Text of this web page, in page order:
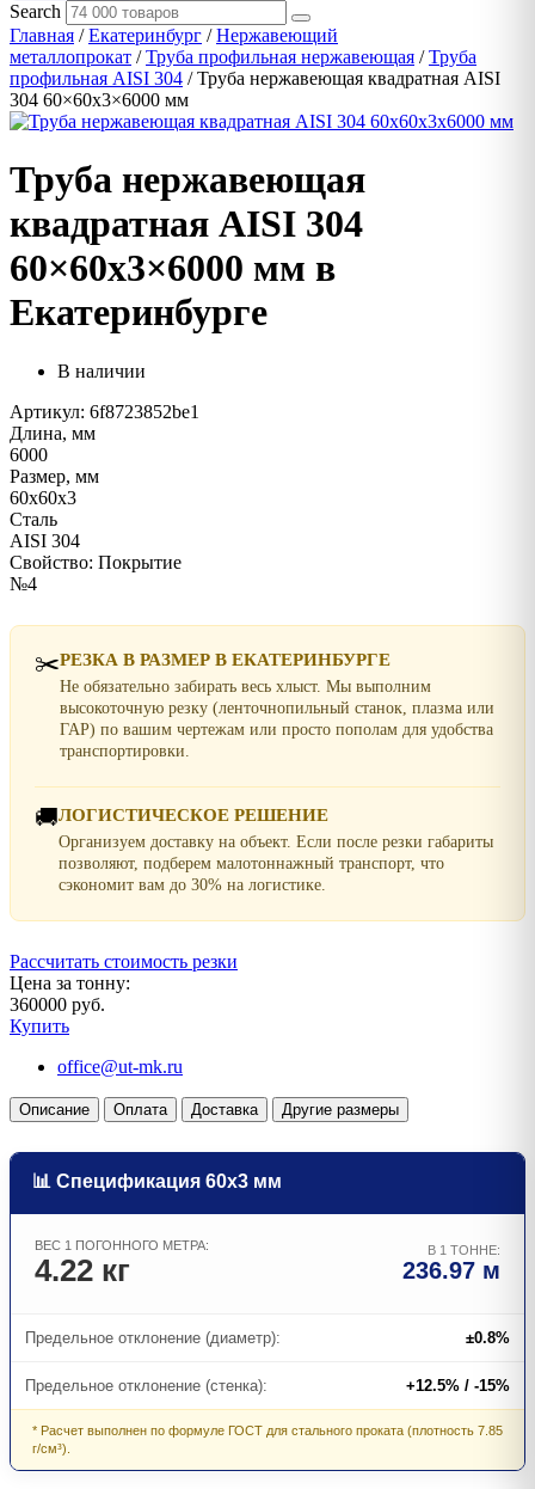
Search
Главная /Екатеринбург /Нержавеющий
металлопрокат /Труба профильная нержавеющая /Труба
профильная AISI 304 / Труба нержавеющая квадратная AISI
304 60×60х3×6000 мм
Труба нержавеющая
квадратная AISI 304
60×60х3×6000 мм в
Екатеринбурге
В наличии
Артикул: 6f8723852be1
Длина, мм
6000
Размер, мм
60х60х3
Сталь
AISI 304
Свойство: Покрытие
№4
✂️РЕЗКА В РАЗМЕР В ЕКАТЕРИНБУРГЕ
Не обязательно забирать весь хлыст. Мы выполним
высокоточную резку (ленточнопильный станок, плазма или
ГАР) по вашим чертежам или просто пополам для удобства
транспортировки.
🚚ЛОГИСТИЧЕСКОЕ РЕШЕНИЕ
Организуем доставку на объект. Если после резки габариты
позволяют, подберем малотоннажный транспорт, что
сэкономит вам до 30% на логистике.
Рассчитать стоимость резки
Цена за тонну:
360000 руб.
Купить
office@ut-mk.ru
Описание Оплата Доставка Другие размеры
📊 Спецификация 60х3 мм
ВЕС 1 ПОГОННОГО МЕТРА:
4.22 кг
В 1 ТОННЕ:
236.97 м
Предельное отклонение (диаметр): ±0.8%
Предельное отклонение (стенка): +12.5% / -15%
* Расчет выполнен по формуле ГОСТ для стального проката (плотность 7.85
г/см³).